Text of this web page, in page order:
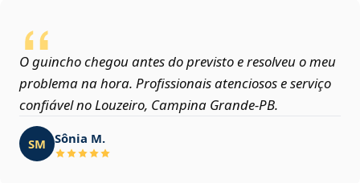
O guincho chegou antes do previsto e resolveu o meu
problema na hora. Profissionais atenciosos e serviço
confiável no Louzeiro, Campina Grande‑PB.
SM Sônia M.